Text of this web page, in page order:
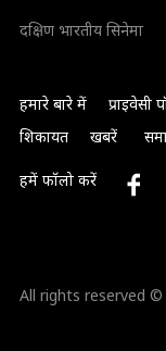
दक्षिण भारतीय सिनेमा
हमारे बारे में प्राइवेसी
शिकायत
खबरें
हमें फॉलो करें
All rights reserved